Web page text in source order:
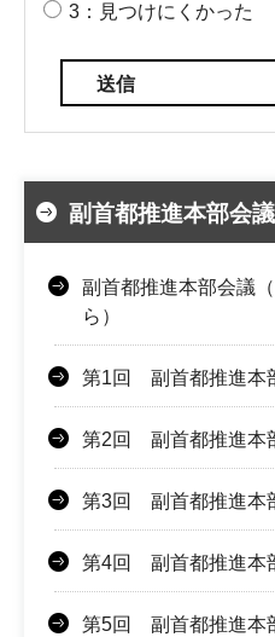
3：見つけにくかった
副首都推進本部会議
副首都推進本部会議
ら）
第1回 副首都推進本
第2回 副首都推進本
第3回 副首都推進本
第4回 副首都推進本
第5回 副首都推進本